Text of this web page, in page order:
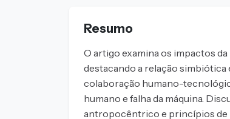
Resumo
O artigo examina os impactos
destacando a relação simbiótica
colaboração humano-
humano e falha da máquina.
antropocêntrico e princípios de